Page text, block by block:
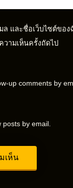
ล และชื่อเว็บไซต์ของ
ามเห็นครั้งถัดไป
up comments by
by email.